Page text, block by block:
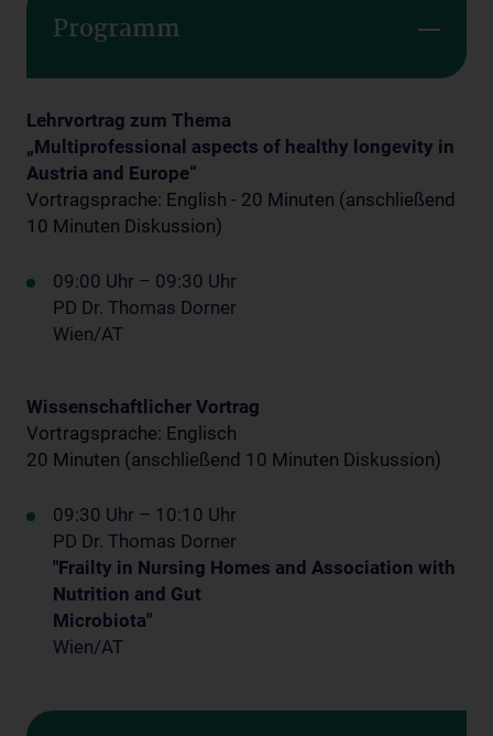
Programm
Lehrvortrag zum Thema
„Multiprofessional aspects of healthy longevity in
Austria and Europe“
Vortragsprache: English - 20 Minuten (anschließend
10 Minuten Diskussion)
09:00 Uhr – 09:30 Uhr
PD Dr. Thomas Dorner
Wien/AT
Wissenschaftlicher Vortrag
Vortragsprache: Englisch
20 Minuten (anschließend 10 Minuten Diskussion)
09:30 Uhr – 10:10 Uhr
PD Dr. Thomas Dorner
"Frailty in Nursing Homes and Association with
Nutrition and Gut
Microbiota"
Wien/AT